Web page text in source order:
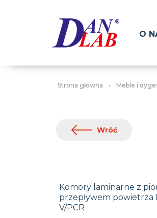
O
Strona główna Meble i
Wróć
Komory laminarne z
przepływem powietrza
V/PCR